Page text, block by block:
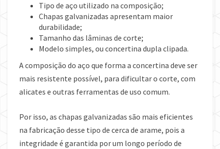
Tipo de aço utilizado na composição;
Chapas galvanizadas apresentam maior
durabilidade;
Tamanho das lâminas de corte;
Modelo simples, ou concertina dupla clipada.
A composição do aço que forma a concertina deve ser
mais resistente possível, para dificultar o corte, com
alicates e outras ferramentas de uso comum.
Por isso, as chapas galvanizadas são mais eficientes
na fabricação desse tipo de cerca de arame, pois a
integridade é garantida por um longo período de